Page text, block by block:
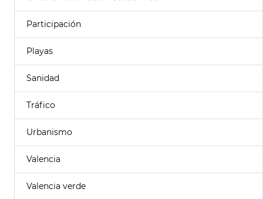
Participación
Playas
Sanidad
Tráfico
Urbanismo
Valencia
Valencia verde